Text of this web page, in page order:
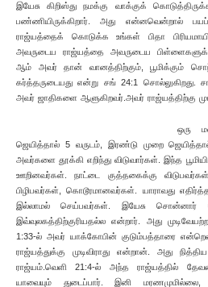
இயேசு கிறிஸ்து நமக்கு வாக்குக்
பண்ணியிருக்கிறார். அது என்னவென்றால்
ராஜ்யத்தைக் கொடுக்க உங்கள் பிதா
அவருடைய ராஜ்யத்தை அவருடைய பிள்ளைகளுக்கு
ஆம் அவர் தான் வானத்திற்கும், பூமிக்கும்
கர்த்தருடையது என்று சங் 24:1 சொல்லுகிறது.
அவர் ஜாதிகளை ஆளுகிறவர்.அவர் ராஜ்யத்திற்கு
ஒரு
ஜெயித்தால் 5 வருடம், இரண்டு முறை
அவர்களை தூக்கி எறிந்து விடுவார்கள். இந்த
ஊறினவர்கள். நாட்டை குத்தகைக்கு
பிழிபவர்கள், கொடூரமானவர்கள். யாராவது
இல்லாமல் செய்பவர்கள். இயேசு
இவ்வுலகத்திற்குரியதல்ல என்றார். அது
1:33-ல் அவர் யாக்கோபின் குடும்பத்தாரை
ராஜ்யத்துக்கு முடிவிராது என்றான். அது
ராஜ்யம்.வெளி 21:4-ல் அந்த ராஜ்யத்தில்
யாவையும் துடைப்பார். இனி மரணமுமில்லை,